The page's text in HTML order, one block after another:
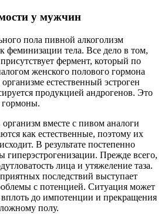
у мужчин
пола пивной алкоголизм
феминизации тела. Все дело в том,
фермент, который по
женского полового гормона
естественный эстроген
продукцией андрогенов. Это
вместе с пивом аналоги
как естественные, поэтому их
В результате постепенно
гиперэстрогенизации. Прежде всего,
лица и утяжеление таза.
последствий выступает
с потенцией. Ситуация может
вплоть до импотенции и прекращения
полу.